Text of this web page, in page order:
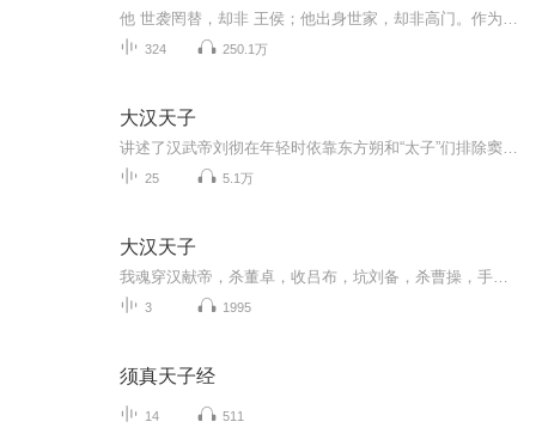
324 250.1万
大汉天子
25 5.1万
大汉天子
3 1995
须真天子经
14 511